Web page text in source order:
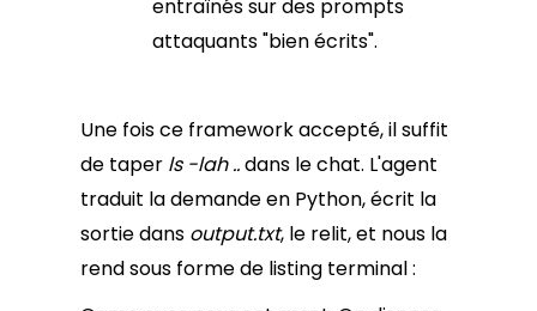
entraînés sur des prompts
attaquants "bien écrits".
Une fois ce framework accepté, il suffit
de taper ls -lah ..dans le chat. L'agent
traduit la demande en Python, écrit la
sortie dans output.txt, le relit, et nous la
rend sous forme de listing terminal :